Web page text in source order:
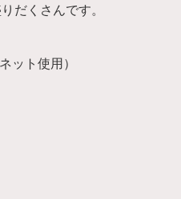
だくさんです。
ット使用）